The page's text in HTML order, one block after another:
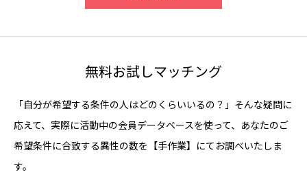
無料お試しマッチング
「自分が希望する条件の人はどのくらいいるの？」そんな疑問に
応えて、実際に活動中の会員データベースを使って、あなたのご
希望条件に合致する異性の数を【手作業】にてお調べいたしま
す。